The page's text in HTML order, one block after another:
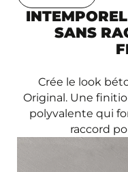
SANS
Crée le look
Original. Une
polyvalente qui
raccord